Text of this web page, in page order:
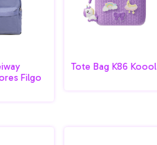
Filgo
Tote Bag K86 Koool